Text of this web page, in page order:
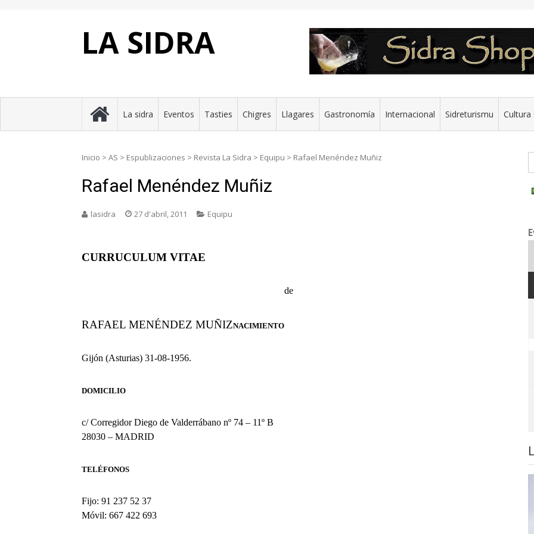
LA SIDRA
La sidra Eventos Tasties Chigres Llagares Gastronomía Internacional Sidreturismu Cultura
Inicio > AS > Espublizaciones > Revista La Sidra > Equipu > Rafael Menéndez Muñiz
Rafael Menéndez Muñiz
lasidra 27 d'abril, 2011 Equipu
CURRUCULUM VITAE
de
RAFAEL MENÉNDEZ MUÑIZNACIMIENTO
Gijón (Asturias) 31-08-1956.
DOMICILIO
c/ Corregidor Diego de Valderrábano nº 74 – 11º B
28030 – MADRID
TELÉFONOS
Fijo: 91 237 52 37
Móvil: 667 422 693